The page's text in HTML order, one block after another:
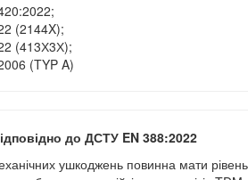
(2144X);
(413Х3Х);
(TYP A)
до ДСТУ EN 388:2022
ушкоджень повинна мати рівень